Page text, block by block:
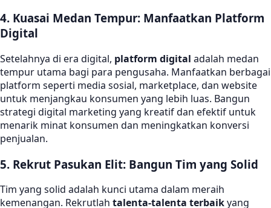
4. Kuasai Medan Tempur: Manfaatkan Platform
Digital
Setelahnya di era digital, platform digital adalah medan
tempur utama bagi para pengusaha. Manfaatkan berbagai
platform seperti media sosial, marketplace, dan website
untuk menjangkau konsumen yang lebih luas. Bangun
strategi digital marketing yang kreatif dan efektif untuk
menarik minat konsumen dan meningkatkan konversi
penjualan.
5. Rekrut Pasukan Elit: Bangun Tim yang Solid
Tim yang solid adalah kunci utama dalam meraih
kemenangan. Rekrutlah talenta-talenta terbaikyang